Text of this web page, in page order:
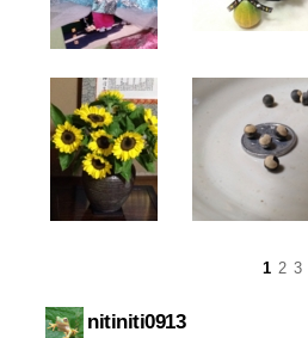
1 2 3
nitiniti0913